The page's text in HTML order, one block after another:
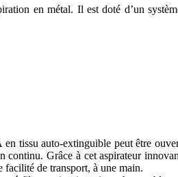
en métal. Il est doté d’un
en tissu auto-extinguible peut être
continu. Grâce à cet aspirateur
facilité de transport, à une main.